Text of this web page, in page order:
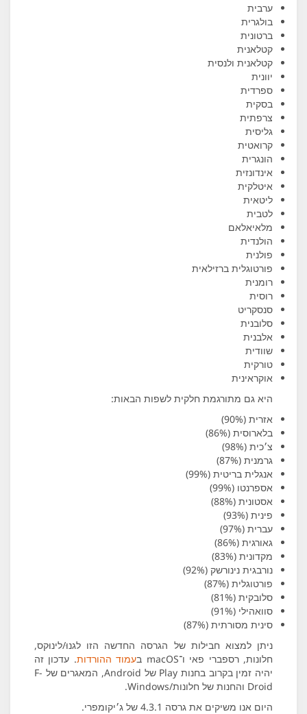
ערבית
בולגרית
ברטונית
קטלאנית
קטלאנית ולנסית
יוונית
ספרדית
בסקית
צרפתית
גליסית
קרואטית
הונגרית
אינדונזית
איטלקית
ליטאית
לטבית
מלאיאלאם
הולנדית
פולנית
פורטוגלית ברזילאית
רומנית
רוסית
סנסקריט
סלובנית
אלבנית
שוודית
טורקית
אוקראינית
היא גם מתורגמת חלקית לשפות הבאות:
אזרית (90%)
בלארוסית (86%)
צ׳כית (98%)
גרמנית (87%)
אנגלית בריטית (99%)
אספרנטו (99%)
אסטונית (88%)
פינית (93%)
עברית (97%)
גאורגית (86%)
מקדונית (83%)
נורבגית נינורשק (92%)
פורטוגלית (87%)
סלובקית (81%)
סוואהילי (91%)
סינית מסורתית (87%)
ניתן למצוא חבילות של הגרסה החדשה הזו לגנוּ/לינוּקס,
חלונות, רספברי פאי ו־macOS ב
עמוד ההורדות. עדכון זה
יהיה זמין בקרוב בחנות Play של Android, המאגרים של F-
Droid והחנות של חלונות/Windows.
היום אנו משיקים את גרסה 4.3.1 של ג׳יקומפרי.